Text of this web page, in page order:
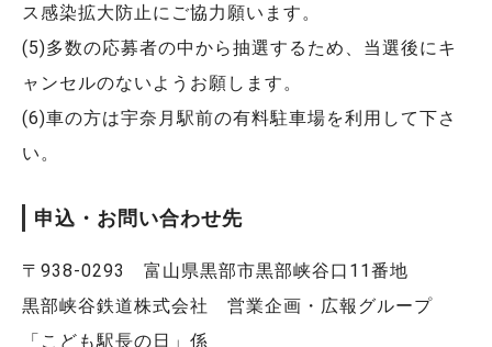
ス感染拡大防止にご協力願います。
(5)多数の応募者の中から抽選するため、当選後にキ
ャンセルのないようお願します。
(6)車の方は宇奈月駅前の有料駐車場を利用して下さ
い。
申込・お問い合わせ先
〒938-0293 富山県黒部市黒部峡谷口11番地
黒部峡谷鉄道株式会社 営業企画・広報グループ
「こども駅長の日」係